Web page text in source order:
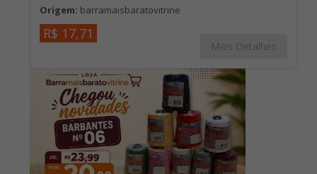
Origem: barramaisbaratovitrine
R$ 17,71
Mais Detalhes